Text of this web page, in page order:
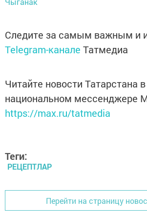
Следите за самым важным и
Telegram-канале Татмедиа
Читайте новости Татарстана в
национальном мессенджере
https://max.ru/tatmedia
Теги:
РЕЦЕПТЛАР
Перейти на страницу